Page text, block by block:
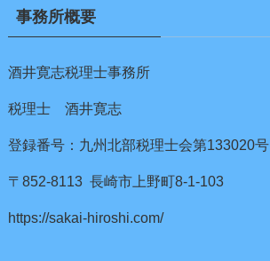
事務所概要
酒井寛志税理士事務所
税理士 酒井寛志
登録番号：九州北部税理士会第133020号
〒852-8113 長崎市上野町8-1-103
https://sakai-hiroshi.com/